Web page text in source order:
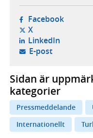
Facebook-
X- öppnas i ny
LinkedIn-
E-post- öppnar
Sidan är
kategorier
Pressmeddelande
Internationellt